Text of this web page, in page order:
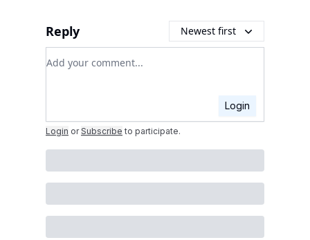
Reply Newest first
Add your comment
Login
Login or Subscribe to participate.